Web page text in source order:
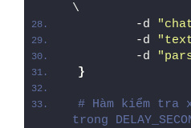
\
        -d
        -d
        -d
}
# Hàm kiểm tra
trong